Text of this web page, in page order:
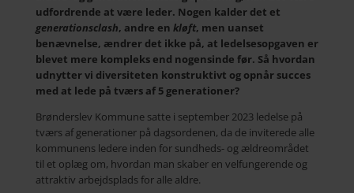
udfordrende at være leder. Nogen kalder det et
generationsclash, andre en kløft, men uanset
benævnelse, ændrer det ikke på, at ledelsesopgaven er
blevet mere kompleks end nogensinde før. Så hvordan
udnytter vi diversiteten konstruktivt og opnår succes
med at lede på tværs af 5 generationer? ​
Brønderslev Kommune satte i september 2023 ledelse på
tværs af generationer på dagsordenen, da de inviterede alle
kommunens ledere inden for sundheds- og ældreområdet
til et oplæg om, hvordan man skaber en velfungerende og
attraktiv arbejdsplads for alle aldre.